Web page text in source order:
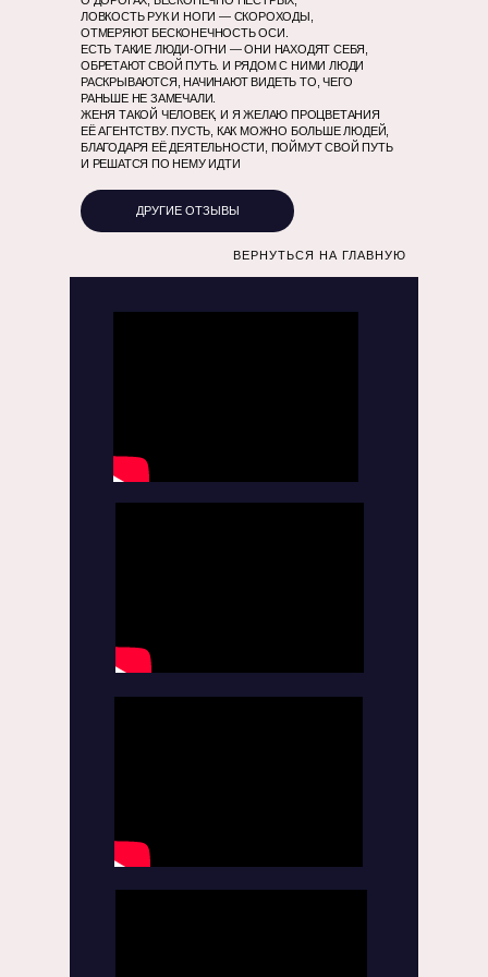
ЛОВКОСТЬ РУК И НОГИ — СКОРОХОДЫ,
ОТМЕРЯЮТ БЕСКОНЕЧНОСТЬ ОСИ.
ЕСТЬ ТАКИЕ ЛЮДИ-ОГНИ — ОНИ НАХОДЯТ СЕБЯ,
ОБРЕТАЮТ СВОЙ ПУТЬ. И РЯДОМ С НИМИ ЛЮДИ
РАСКРЫВАЮТСЯ, НАЧИНАЮТ ВИДЕТЬ ТО, ЧЕГО
РАНЬШЕ НЕ ЗАМЕЧАЛИ.
ЖЕНЯ ТАКОЙ ЧЕЛОВЕК, И Я ЖЕЛАЮ ПРОЦВЕТАНИЯ
ЕЁ АГЕНТСТВУ. ПУСТЬ, КАК МОЖНО БОЛЬШЕ ЛЮДЕЙ,
БЛАГОДАРЯ ЕЁ ДЕЯТЕЛЬНОСТИ, ПОЙМУТ СВОЙ ПУТЬ
И РЕШАТСЯ ПО НЕМУ ИДТИ
ВЕРНУТЬСЯ НА ГЛАВНУЮ
ДРУГИЕ ОТЗЫВЫ